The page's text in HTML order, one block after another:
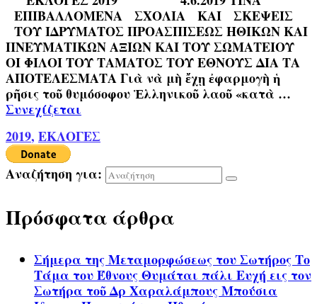
ΕΠΙΒΑΛΛΟΜΕΝΑ ΣΧΟΛΙΑ ΚΑΙ ΣΚΕΨΕΙΣ
ΤΟΥ ΙΔΡΥΜΑΤΟΣ ΠΡΟΑΣΠΙΣΕΩΣ ΗΘΙΚΩΝ ΚΑΙ
ΠΝΕΥΜΑΤΙΚΩΝ ΑΞΙΩΝ ΚΑΙ ΤΟΥ ΣΩΜΑΤΕΙΟΥ
ΟΙ ΦΙΛΟΙ ΤΟΥ ΤΑΜΑΤΟΣ ΤΟΥ ΕΘΝΟΥΣ ΔΙΑ ΤΑ
ΑΠΟΤΕΛΕΣΜΑΤΑ Γιὰ νὰ μὴ ἔχῃ ἐφαρμογὴ ἡ
ρῆσις τοῦ θυμόσοφου Ἑλληνικοῦ λαοῦ «κατὰ …
Συνεχίζεται
2019, ΕΚΛΟΓΕΣ
Αναζήτηση για:
Πρόσφατα άρθρα
Σήμερα της Μεταμορφώσεως του Σωτήρος Το
Τάμα του Έθνους Θυμάται πάλι Ευχή εις τον
Σωτήρα τοῦ Δρ Χαραλάμπους Μπούσια